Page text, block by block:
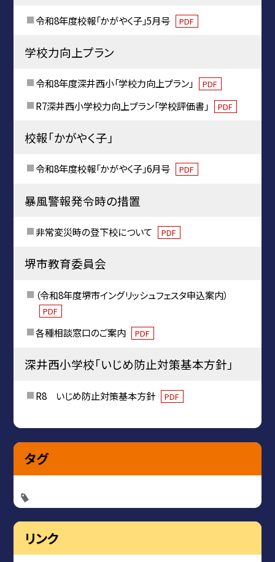
令和8年度校報「かがやく子」5月号 PDF
学校力向上プラン
令和8年度深井西小「学校力向上プラン」 PDF
R7深井西小学校力向上プラン「学校評価書」 PDF
校報「かがやく子」
令和8年度校報「かがやく子」6月号 PDF
暴風警報発令時の措置
非常変災時の登下校について PDF
堺市教育委員会
（令和8年度堺市イングリッシュフェスタ申込案内）
PDF
各種相談窓口のご案内 PDF
深井西小学校「いじめ防止対策基本方針」
R8 いじめ防止対策基本方針 PDF
タグ
リンク